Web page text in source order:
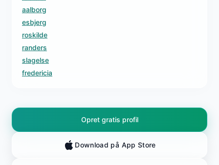
aalborg
esbjerg
roskilde
randers
slagelse
fredericia
Opret gratis profil
Download på App Store